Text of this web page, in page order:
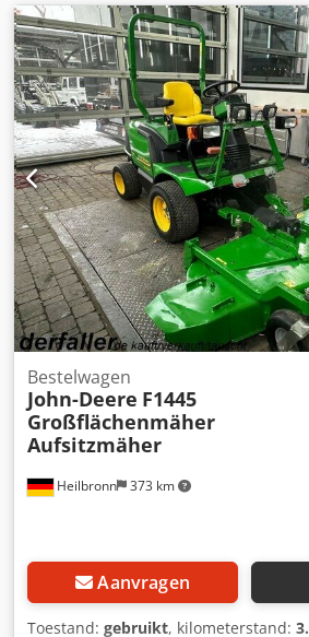
Heilbronn 373 km
Bestelwagen
John-Deere F1445
Großflächenmäher
Aufsitzmäher
Aanvragen
Toestand: gebruikt, kilometerstand: